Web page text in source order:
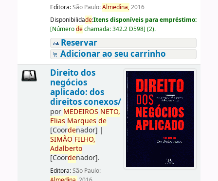
Editora:São Paulo:Almedina,2016
Disponibilidade:Itens disponíveis para empréstimo:
[Númerodechamada:342.2 D598] (2).
Reservar
Adicionar ao seu carrinho
Direito dos
negócios
aplicado: dos
direitos conexos/
por MEDEIROS NETO,
Elias Marques de
[Coordenador] |
SIMÃO FILHO,
Adalberto
[Coordenador].
Editora:São Paulo: